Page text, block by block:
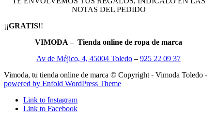
NOTAS DEL PEDIDO
¡¡GRATIS!!
VIMODA – Tienda online de ropa de marca
Av de Méjico, 4, 45004 Toledo – 925 22 09 37
Vimoda, tu tienda online de marca © Copyright - Vimoda Toledo -
powered by Enfold WordPress Theme
Link to Instagram
Link to Facebook